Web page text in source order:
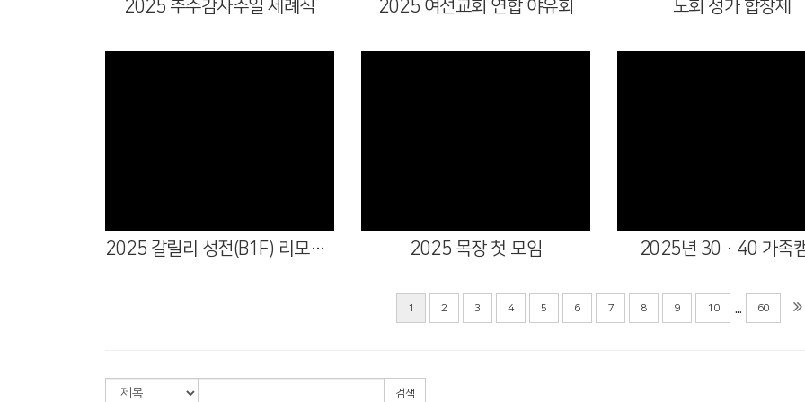
2025 추수감사주일 세례식 2025 여선교회 연합 야유회 노회 성가 합창제
2025 갈릴리 성전(B1F) 리모델링 완공 감사 2025 목장 첫 모임 2025년 30·40 가족
1 2 3 4 5 6 7 8 9 10 ... 60
검색